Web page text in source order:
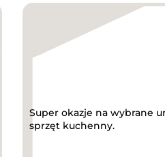
Super okazje na wybrane
sprzęt kuchenny.